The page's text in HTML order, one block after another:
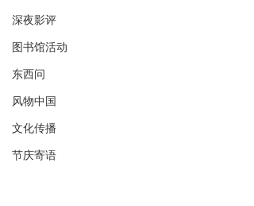
深夜影评
图书馆活动
东西问
风物中国
文化传播
节庆寄语